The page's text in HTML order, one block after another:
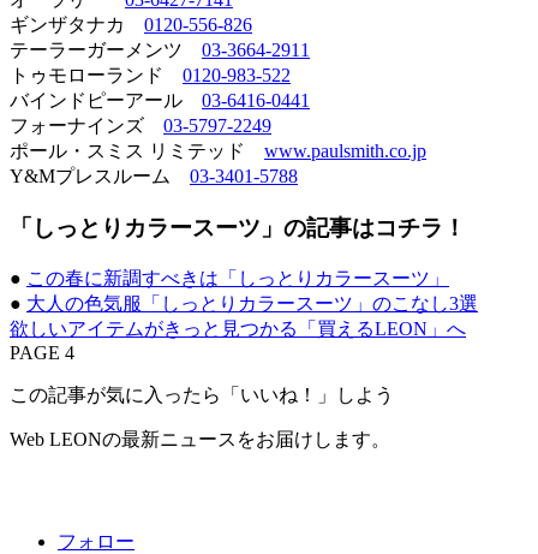
ギンザタナカ 0120-556-826
テーラーガーメンツ 03-3664-2911
トゥモローランド 0120-983-522
バインドピーアール 03-6416-0441
フォーナインズ 03-5797-2249
ポール・スミス リミテッド www.paulsmith.co.jp
Y&Mプレスルーム 03-3401-5788
「しっとりカラースーツ」の記事はコチラ！
● この春に新調すべきは「しっとりカラースーツ」
● 大人の色気服「しっとりカラースーツ」のこなし3選
欲しいアイテムがきっと見つかる「買えるLEON」へ
PAGE 4
この記事が気に入ったら「いいね！」しよう
Web LEONの最新ニュースをお届けします。
フォロー